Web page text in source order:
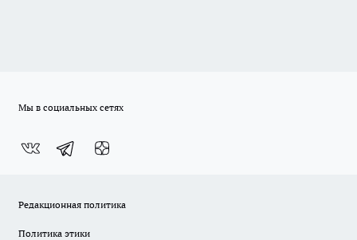
Мы в социальных сетях
Редакционная политика
Политика этики